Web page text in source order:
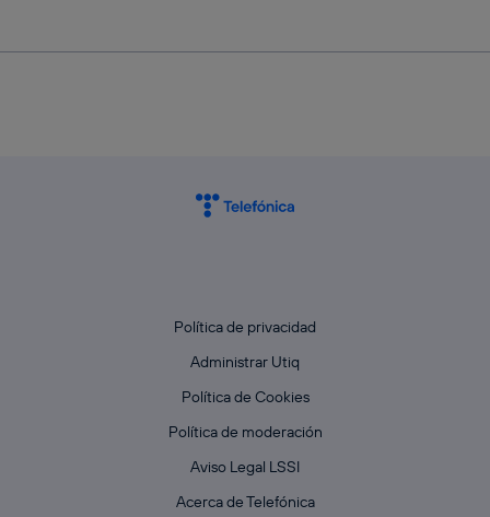
Política de privacidad
Administrar Utiq
Política de Cookies
Política de moderación
Aviso Legal LSSI
Acerca de Telefónica